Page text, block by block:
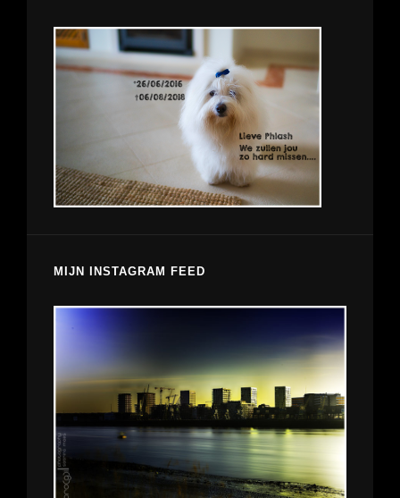
MIJN INSTAGRAM FEED